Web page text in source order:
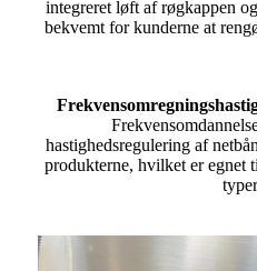
integreret løft af røgkappen
bekvemt for kunderne at
hastighedsregulering af
produkterne, hvilket er egnet